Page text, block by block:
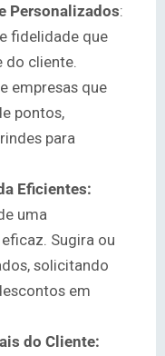
Personalizados:
fidelidade que
do cliente.
empresas que
pontos,
para
Eficientes:
uma
Sugira ou
solicitando
em
do Cliente: